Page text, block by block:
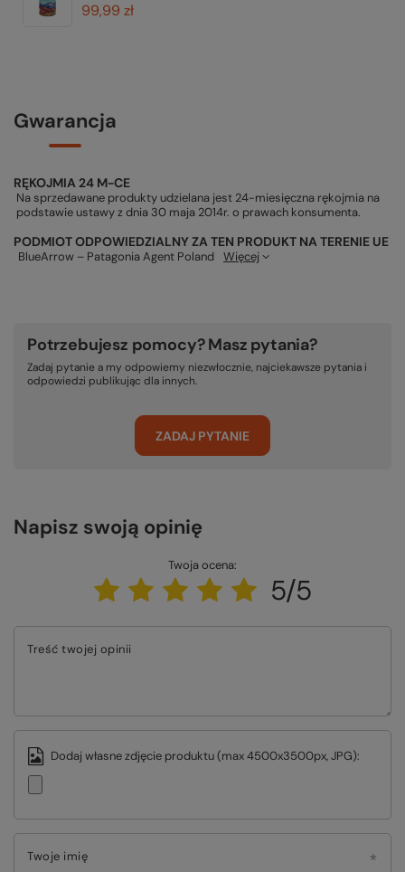
99,99 zł
Gwarancja
RĘKOJMIA 24 M-CE
Na sprzedawane produkty udzielana jest 24-miesięczna rękojmia na
podstawie ustawy z dnia 30 maja 2014r. o prawach konsumenta.
PODMIOT ODPOWIEDZIALNY ZA TEN PRODUKT NA TERENIE UE
BlueArrow – Patagonia Agent Poland Więcej
Potrzebujesz pomocy? Masz pytania?
Zadaj pytanie a my odpowiemy niezwłocznie, najciekawsze pytania i
odpowiedzi publikując dla innych.
ZADAJ PYTANIE
Napisz swoją opinię
Twoja ocena:
5/5
Treść twojej opinii
Dodaj własne zdjęcie produktu (max 4500x3500px, JPG):
Twoje imię